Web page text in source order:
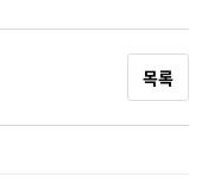
목록